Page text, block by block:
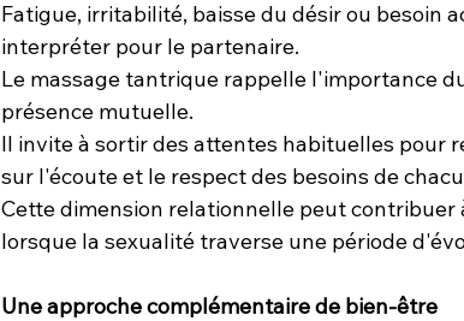
Fatigue, irritabilité, baisse du désir ou besoin
interpréter pour le partenaire.
Le massage tantrique rappelle l'importance
présence mutuelle.
Il invite à sortir des attentes habituelles pour
sur l'écoute et le respect des besoins de
Cette dimension relationnelle peut
lorsque la sexualité traverse une période
Une approche complémentaire de bien-être